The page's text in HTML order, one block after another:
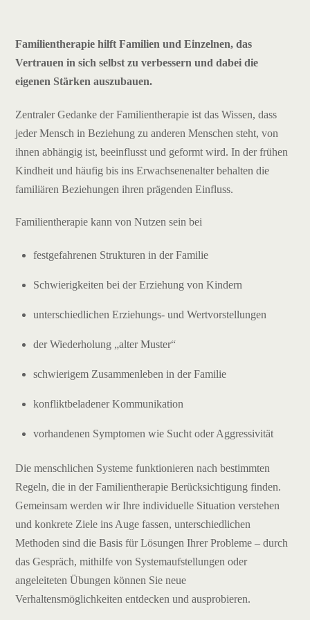
Familientherapie hilft Familien und Einzelnen, das
Vertrauen in sich selbst zu verbessern und dabei die
eigenen Stärken auszubauen.
Zentraler Gedanke der Familientherapie ist das Wissen, dass
jeder Mensch in Beziehung zu anderen Menschen steht, von
ihnen abhängig ist, beeinflusst und geformt wird. In der frühen
Kindheit und häufig bis ins Erwachsenenalter behalten die
familiären Beziehungen ihren prägenden Einfluss.
Familientherapie kann von Nutzen sein bei
festgefahrenen Strukturen in der Familie
Schwierigkeiten bei der Erziehung von Kindern
unterschiedlichen Erziehungs- und Wertvorstellungen
der Wiederholung „alter Muster“
schwierigem Zusammenleben in der Familie
konfliktbeladener Kommunikation
vorhandenen Symptomen wie Sucht oder Aggressivität
Die menschlichen Systeme funktionieren nach bestimmten
Regeln, die in der Familientherapie Berücksichtigung finden.
Gemeinsam werden wir Ihre individuelle Situation verstehen
und konkrete Ziele ins Auge fassen, unterschiedlichen
Methoden sind die Basis für Lösungen Ihrer Probleme – durch
das Gespräch, mithilfe von Systemaufstellungen oder
angeleiteten Übungen können Sie neue
Verhaltensmöglichkeiten entdecken und ausprobieren.